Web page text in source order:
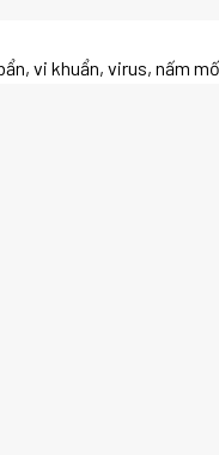
vi khuẩn, virus, nấm